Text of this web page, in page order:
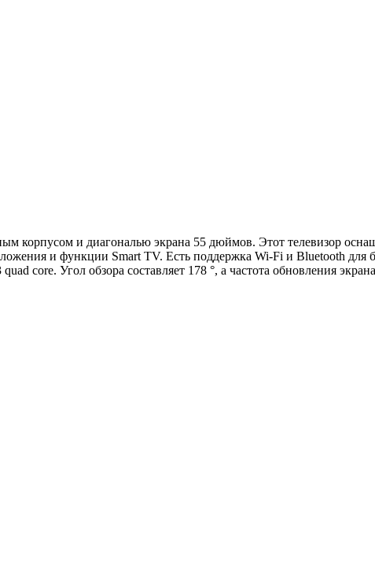
корпусом и диагональю экрана 55 дюймов. Этот телевизор
и функции Smart TV. Есть поддержка Wi-Fi и Bluetooth
core. Угол обзора составляет 178 °, а частота обновления